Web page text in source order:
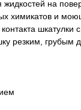
на
химикатов и
резким, грубым